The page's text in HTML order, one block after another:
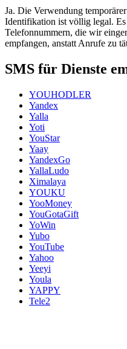
Ja. Die Verwendung
Identifikation ist völlig legal. Es
Telefonnummern, die wir
empfangen, anstatt Anrufe zu
SMS für Dienste
YOUHODLER
Yandex
Yalla
Yoti
YouStar
Yaay
YandexGo
YallaLudo
Ximalaya
YOUKU
YooMoney
YouGotaGift
YoWin
Yubo
YouTube
Yahoo
Yeeyi
Youla
YAPPY
Tele2